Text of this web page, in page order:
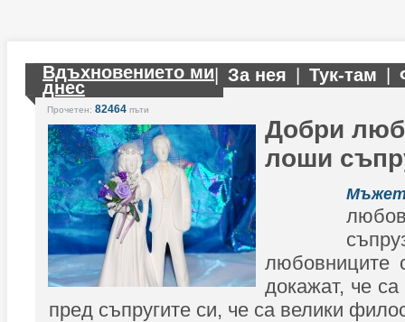
Вдъхновението ми
днес
За нея Тук-там
Прочетен: 82464 пъти
Добри
лоши
любовниците
докажат, че
пред съпругите си, че са велики